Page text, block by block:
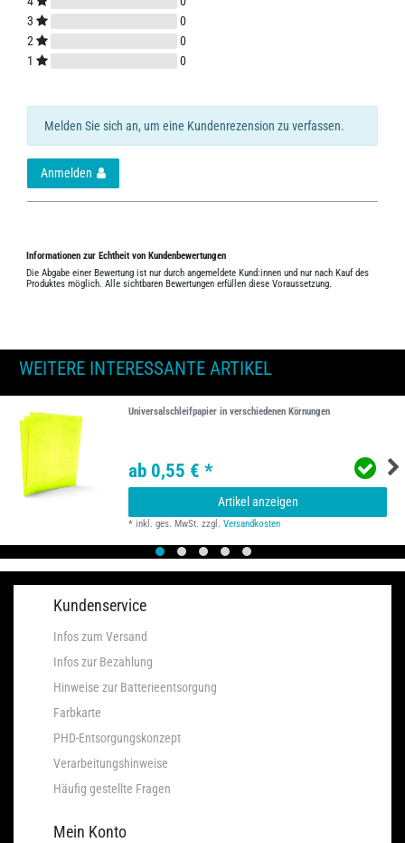
3
0
2
0
1
0
Melden Sie sich an, um eine Kundenrezension zu verfassen.
Anmelden
Informationen zur Echtheit von Kundenbewertungen
Die Abgabe einer Bewertung ist nur durch angemeldete Kund:innen und nur nach Kauf des
Produktes möglich. Alle sichtbaren Bewertungen erfüllen diese Voraussetzung.
WEITERE INTERESSANTE ARTIKEL
Universalschleifpapier in verschiedenen Körnungen
ab 0,55 € *
Artikel anzeigen
*inkl. ges. MwSt. zzgl.Versandkosten
Kundenservice
Infos zum Versand
Infos zur Bezahlung
Hinweise zur Batterieentsorgung
Farbkarte
PHD-Entsorgungskonzept
Verarbeitungshinweise
Häufig gestellte Fragen
Mein Konto